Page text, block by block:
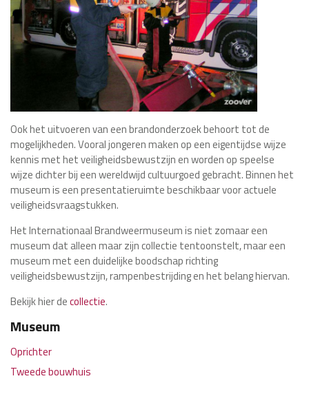
Ook het uitvoeren van een brandonderzoek behoort tot de
mogelijkheden. Vooral jongeren maken op een eigentijdse wijze
kennis met het veiligheidsbewustzijn en worden op speelse
wijze dichter bij een wereldwijd cultuurgoed gebracht. Binnen het
museum is een presentatieruimte beschikbaar voor actuele
veiligheidsvraagstukken.
Het Internationaal Brandweermuseum is niet zomaar een
museum dat alleen maar zijn collectie tentoonstelt, maar een
museum met een duidelijke boodschap richting
veiligheidsbewustzijn, rampenbestrijding en het belang hiervan.
Bekijk hier decollectie.
Museum
Oprichter
Tweede bouwhuis